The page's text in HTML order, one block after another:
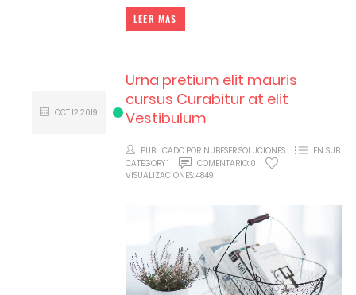
LEER MAS
Urna pretium elit mauris
cursus Curabitur at elit
Vestibulum
PUBLICADO POR: NUBESER SOLUCIONES EN:SUB
CATEGORY 1
OCT12 2019
COMENTARIO: 0
VISUALIZACIONES:4849